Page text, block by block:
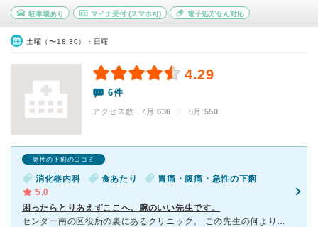
駐車場あり マイナ受付(スマホ可) 電子処方せん対応
土曜（〜18:30）・日曜
4.29
6件
アクセス数 7月:636 | 6月:550
急性の下痢の口コミ
消化器内科 食あたり
胃痛・腹痛・急性の下痢
5.0
困ったらとりあえずここへ。腕のいい先生です。
センター南の区役所の裏にあるクリニック。 この先生の何よりすごいのは、何でもみてくれること。家族みんながちょくちょくお世話になっています。 消化器が専門ということで食あたりでおなか下したとき、